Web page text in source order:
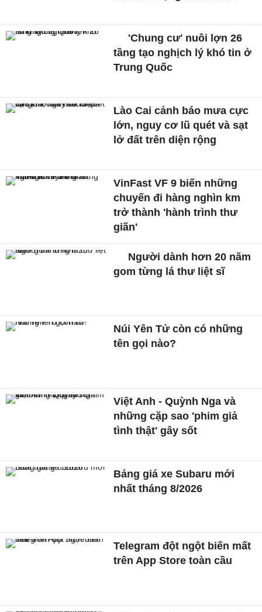
'Chung cư' nuôi lợn 26
tầng tạo nghịch lý khó tin ở
Trung Quốc
Lào Cai cảnh báo mưa cực
lớn, nguy cơ lũ quét và sạt
lở đất trên diện rộng
VinFast VF 9 biến những
chuyến đi hàng nghìn km
trở thành 'hành trình thư
giãn'
Người dành hơn 20 năm
gom từng lá thư liệt sĩ
Núi Yên Tử còn có những
tên gọi nào?
Việt Anh - Quỳnh Nga và
những cặp sao 'phim giả
tình thật' gây sốt
Bảng giá xe Subaru mới
nhất tháng 8/2026
Telegram đột ngột biến mất
trên App Store toàn cầu